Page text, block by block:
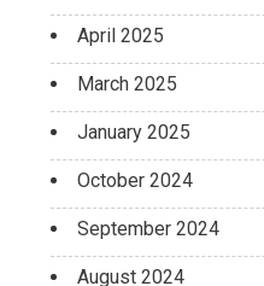
April 2025
March 2025
January 2025
October 2024
September 2024
August 2024